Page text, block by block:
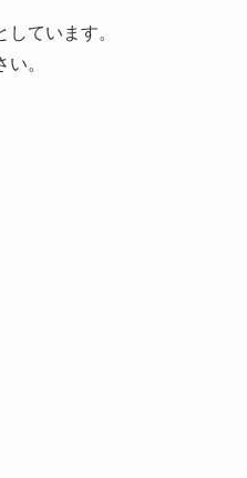
ています。
。